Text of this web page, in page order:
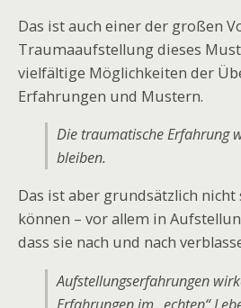
Das ist auch einer der großen
Traumaaufstellung dieses
vielfältige Möglichkeiten der
Erfahrungen und Mustern.
Die traumatische Erfahrung
bleiben.
Das ist aber grundsätzlich
können – vor allem in
dass sie nach und nach
Aufstellungserfahrungen
Erfahrungen im „echten“